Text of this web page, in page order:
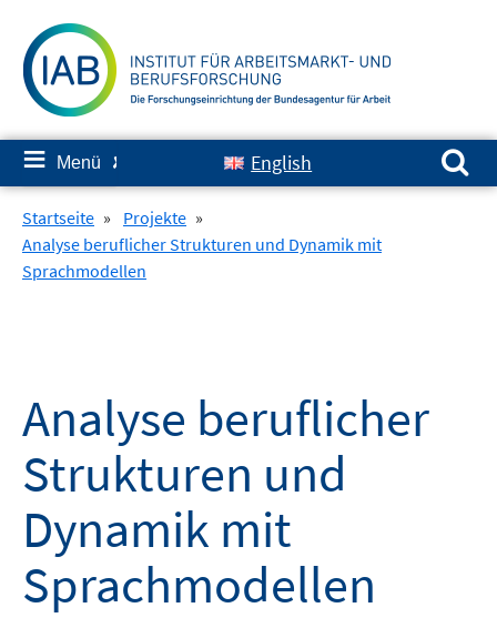
zum
Inhalt
≡ Menü ✘ English
Suchen nach:
Startseite » Projekte »
Analyse beruflicher Strukturen und Dynamik mit
Sprachmodellen
Analyse beruflicher
Strukturen und
Dynamik mit
Sprachmodellen